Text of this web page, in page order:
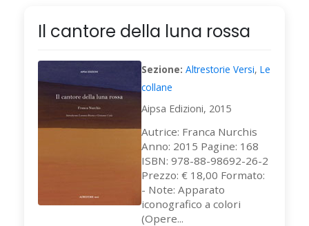
Il cantore della luna rossa
Sezione: Altrestorie Versi, Le
collane
Aipsa Edizioni, 2015
Autrice: Franca Nurchis
Anno: 2015 Pagine: 168
ISBN: 978-88-98692-26-2
Prezzo: € 18,00 Formato:
- Note: Apparato
iconografico a colori
(Opere...